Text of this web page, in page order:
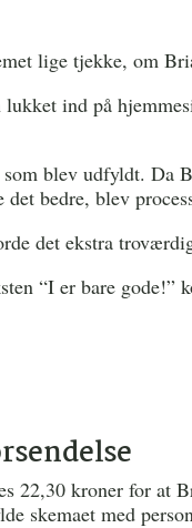
lige tjekke, om
ind på
som blev udfyldt.
bedre, blev
det ekstra
“I er bare gode!”
22,30 kroner for
skemaet med